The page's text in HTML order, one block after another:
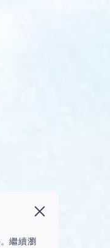
繼續瀏